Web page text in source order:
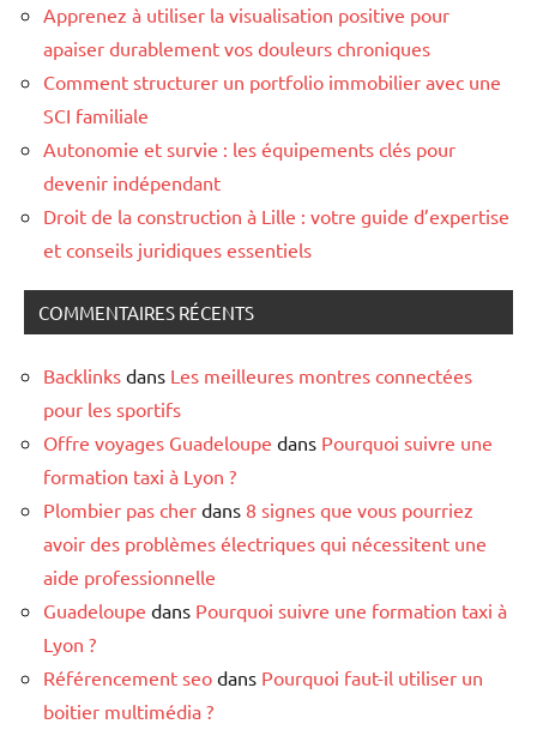
Apprenez à utiliser la visualisation positive pour
apaiser durablement vos douleurs chroniques
Comment structurer un portfolio immobilier avec une
SCI familiale
Autonomie et survie : les équipements clés pour
devenir indépendant
Droit de la construction à Lille : votre guide d’expertise
et conseils juridiques essentiels
COMMENTAIRES RÉCENTS
Backlinks dans Les meilleures montres connectées
pour les sportifs
Offre voyages Guadeloupe dans Pourquoi suivre une
formation taxi à Lyon ?
Plombier pas cher dans 8 signes que vous pourriez
avoir des problèmes électriques qui nécessitent une
aide professionnelle
Guadeloupe dans Pourquoi suivre une formation taxi à
Lyon ?
Référencement seo dans Pourquoi faut-il utiliser un
boitier multimédia ?